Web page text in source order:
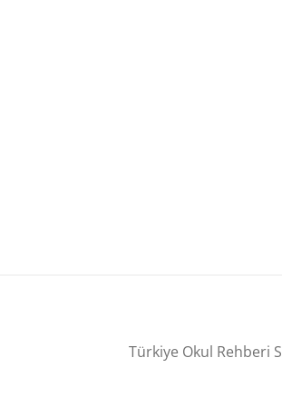
Türkiye Okul Rehberi